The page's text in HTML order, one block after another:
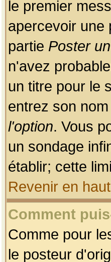
le premier
apercevoir
partie Poster
n'avez
un titre pour le
entrez son
l'option. Vous
un sondage
établir; cette
Revenir en
Comment
Comme pour
le posteur